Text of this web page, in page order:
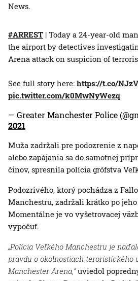
News.
#ARREST | Today a 24-year-old
the airport by detectives
Arena attack on suspicion of
See full story here: https://t.co/
pic.twitter.com/k0MwNyWezq
— Greater Manchester Police
2021
Muža zadržali pre podozrenie z
alebo zapájania sa do samotnej
činov, spresnila polícia grófstva
Podozrivého, ktorý pochádza z
Manchestru, zadržali krátko po
Momentálne je vo vyšetrovacej
vypočuť.
„Polícia Veľkého Manchestru je
pravdu o okolnostiach teroristického
Manchester Arena,“uviedol